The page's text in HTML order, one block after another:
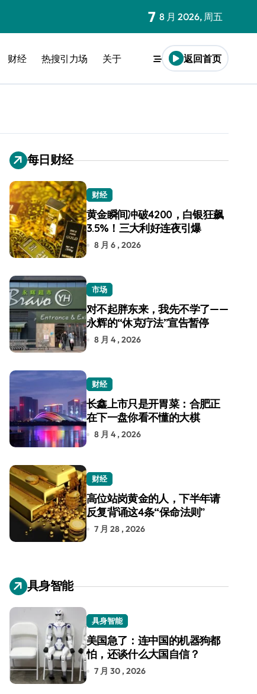
7 8 月 2026, 周五
财经 热搜引力场 关于 返回首页
每日财经
财经
黄金瞬间冲破4200，白银狂飙
3.5%！三大利好连夜引爆
8 月 6 , 2026
市场
对不起胖东来，我先不学了——
永辉的“休克疗法”宣告暂停
8 月 4 , 2026
财经
长鑫上市只是开胃菜：合肥正
在下一盘你看不懂的大棋
8 月 4 , 2026
财经
高位站岗黄金的人，下半年请
反复背诵这4条“保命法则”
7 月 28 , 2026
具身智能
具身智能
美国急了：连中国的机器狗都
怕，还谈什么大国自信？
7 月 30 , 2026